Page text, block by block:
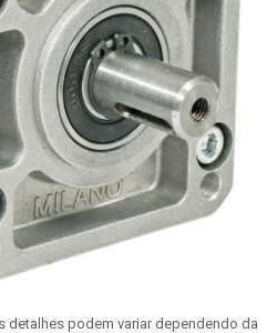
detalhes podem variar dependendo da